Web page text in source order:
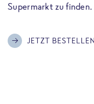
Supermarkt zu finden.
JETZT BESTELLEN